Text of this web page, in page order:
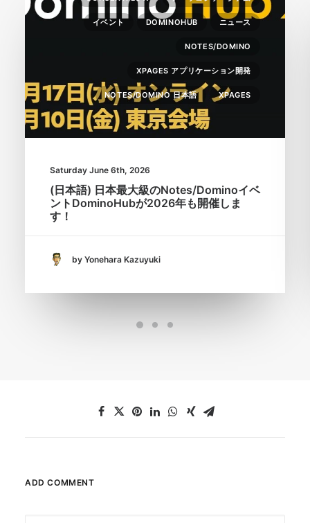
イベント DOMINOHUB ニュース
NOTES/DOMINO
XPAGES アプリケーション開発
NOTES/DOMINO 日本語 XPAGES
Saturday June 6th, 2026
(日本語) 日本最大級のNotes/Dominoイベ
ントDominoHubが2026年も開催しま
す！
by Yonehara Kazuyuki
ADD COMMENT